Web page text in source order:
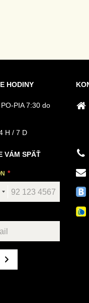
HODINY
PO-PIA 7:30 do
H / 7 D
VÁM SPÄŤ